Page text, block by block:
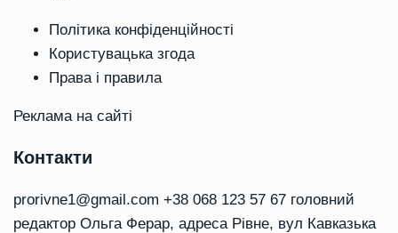
Політика конфіденційності
Користувацька згода
Права і правила
Реклама на сайті
Контакти
prorivne1@gmail.com +38 068 123 57 67 головний
редактор Ольга Ферар, адреса Рівне, вул Кавказька